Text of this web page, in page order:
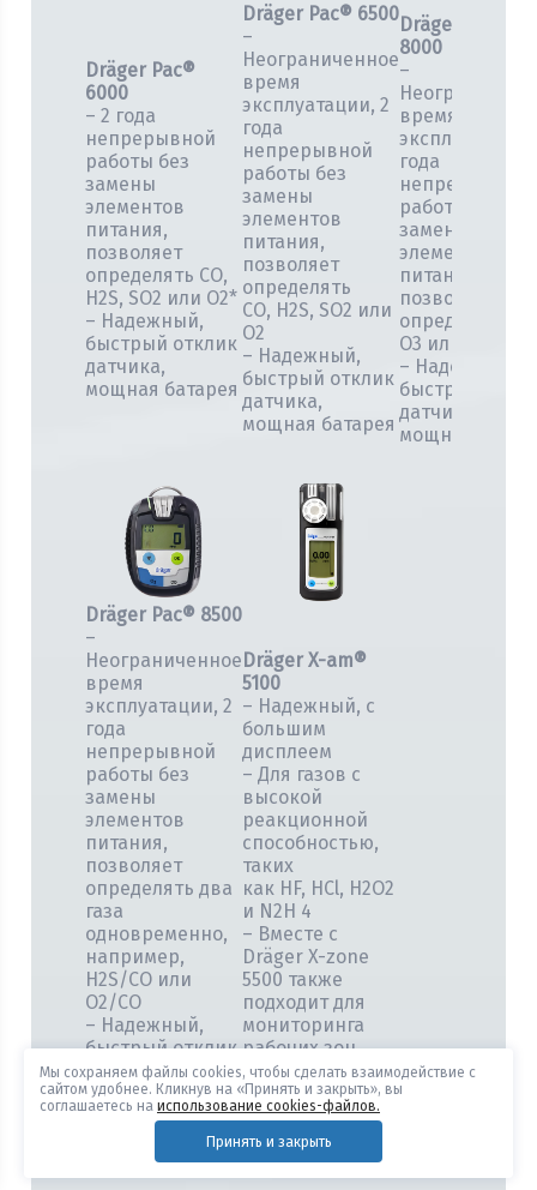
Dräger Pac®
6000
– 2 года
непрерывной
работы без
замены
элементов
питания,
позволяет
определять CO,
H2S, SO2 или O2*
– Надежный,
быстрый отклик
датчика,
мощная батарея
Dräger Pac® 6500
–
Неограниченное
время
эксплуатации, 2
года
непрерывной
работы без
замены
элементов
питания,
позволяет
определять
CO, H2S, SO2 или
O2
– Надежный,
быстрый отклик
датчика,
мощная батарея
Dräger Pac®
8000
–
время
эксплуатации,
года
непрерывной
работы без
замены
элементов
питания,
позволяет
определять
O3 или COCl2
– Надежный,
быстрый
датчика,
мощная
Dräger Pac® 8500
–
Неограниченное
время
эксплуатации, 2
года
непрерывной
работы без
замены
элементов
питания,
позволяет
определять два
газа
одновременно,
например,
H2S/CO или
O2/CO
– Надежный,
быстрый отклик
датчика,
мощная батарея
Dräger X-am®
5100
– Надежный, с
большим
дисплеем
– Для газов с
высокой
реакционной
способностью,
таких
как HF, HCl, H2O2
и N2H 4
– Вместе с
Dräger X-zone
5500 также
подходит для
мониторинга
рабочих зон
Многоканальные газоанализаторы
Мы сохраняем файлы cookies, чтобы сделать взаимодействие с
сайтом удобнее. Кликнув на «Принять и закрыть», вы
соглашаетесь на использование cookies-файлов.
Принять и закрыть